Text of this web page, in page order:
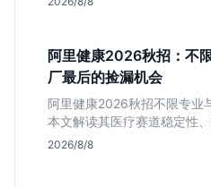
阿里健康2026秋招：不
厂最后的捡漏机会
阿里健康2026秋招不限专业
本文解读其医疗赛道稳定性
岗位面试节奏，帮应届生判断
2026/8/8